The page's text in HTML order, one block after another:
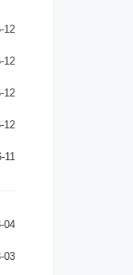
12
12
12
12
11
04
03